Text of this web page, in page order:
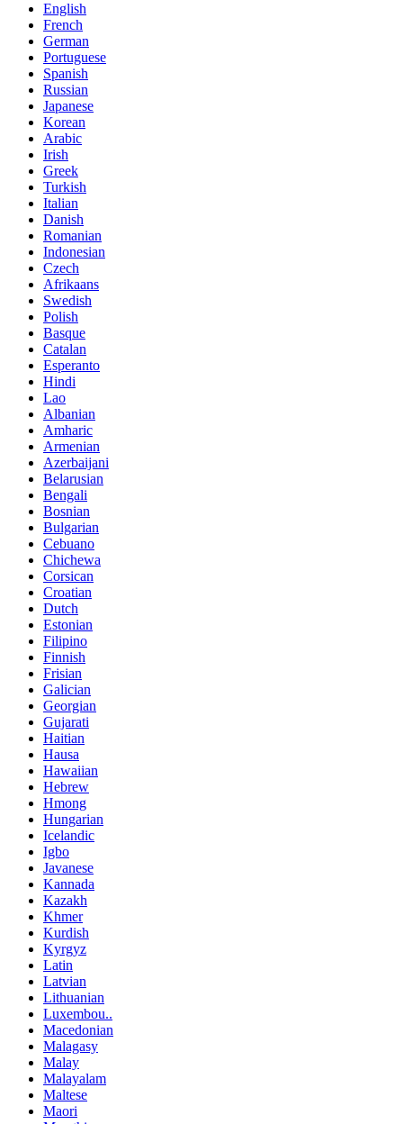
English
French
German
Portuguese
Spanish
Russian
Japanese
Korean
Arabic
Irish
Greek
Turkish
Italian
Danish
Romanian
Indonesian
Czech
Afrikaans
Swedish
Polish
Basque
Catalan
Esperanto
Hindi
Lao
Albanian
Amharic
Armenian
Azerbaijani
Belarusian
Bengali
Bosnian
Bulgarian
Cebuano
Chichewa
Corsican
Croatian
Dutch
Estonian
Filipino
Finnish
Frisian
Galician
Georgian
Gujarati
Haitian
Hausa
Hawaiian
Hebrew
Hmong
Hungarian
Icelandic
Igbo
Javanese
Kannada
Kazakh
Khmer
Kurdish
Kyrgyz
Latin
Latvian
Lithuanian
Luxembou..
Macedonian
Malagasy
Malay
Malayalam
Maltese
Maori